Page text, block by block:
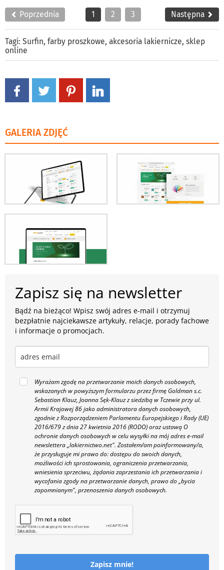
Poprzednia 1 2 3 Następna
Tagi: Surfin, farby proszkowe, akcesoria lakiernicze, sklep
online
GALERIA ZDJĘĆ
Zapisz się na newsletter
Bądź na bieżąco! Wpisz swój adres e-mail i otrzymuj
bezpłatnie najciekawsze artykuły, relacje, porady fachowe
i informacje o promocjach.
Wyrażam zgodę na przetwarzanie moich danych osobowych,
wskazanych w powyższym formularzu przez firmę Goldman s.c.
Sebastian Klauz, Joanna Sęk-Klauz z siedzibą w Tczewie przy ul.
Armii Krajowej 86 jako administratora danych osobowych,
zgodnie z Rozporządzeniem Parlamentu Europejskiego i Rady (UE)
2016/679 z dnia 27 kwietnia 2016 (RODO) oraz ustawą O
ochronie danych osobowych w celu wysyłki na mój adres e-mail
newslettera „lakiernictwo.net". Zostałem/am poinformowany/a,
że przysługuje mi prawo do: dostępu do swoich danych,
możliwości ich sprostowania, ograniczenia przetwarzania,
wniesienia sprzeciwu, żądania zaprzestania ich przetwarzania i
wycofania zgody na przetwarzanie danych, prawo do „bycia
zapomnianym", przenoszenia danych osobowych.
Zapisz mnie!